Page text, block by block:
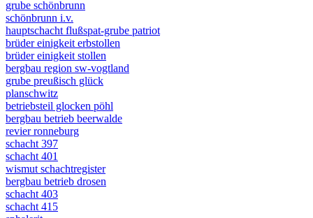
grube schönbrunn
schönbrunn i.v.
hauptschacht flußspat-grube patriot
brüder einigkeit erbstollen
brüder einigkeit stollen
bergbau region sw-vogtland
grube preußisch glück
planschwitz
betriebsteil glocken pöhl
bergbau betrieb beerwalde
revier ronneburg
schacht 397
schacht 401
wismut schachtregister
bergbau betrieb drosen
schacht 403
schacht 415